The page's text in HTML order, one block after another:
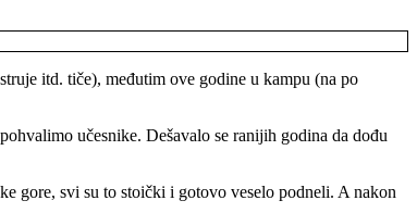
itd. tiče), međutim ove godine u kampu (na po
učesnike. Dešavalo se ranijih godina da dođu
gore, svi su to stoički i gotovo veselo podneli. A nakon